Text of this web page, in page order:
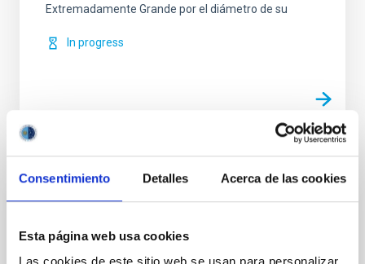
Consentimiento Detalles Acerca de las cookies
Esta página web usa cookies
Extremadamente Grande por el diámetro de su
In progress
Related news
Robert P. Kirshner, Executive Director of